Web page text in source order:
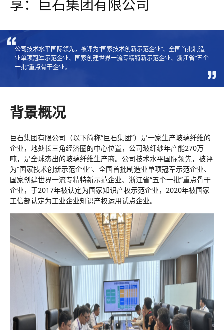
国际交流计划
EN
享：巨石集团有限公司
公司技术水平国际领先，被评为“国家技术创新示范企业”、全国首批制造
业单项冠军示范企业、国家创建世界一流专精特新示范企业、浙江省“五个
一批”重点骨干企业。
背景概况
巨石集团有限公司（以下简称“巨石集团”）是一家生产玻璃纤维的
企业，地处长三角经济圈的中心位置，公司玻纤纱年产能270万
吨，是全球杰出的玻璃纤维生产商。公司技术水平国际领先，被评
为“国家技术创新示范企业”、全国首批制造业单项冠军示范企业、
国家创建世界一流专精特新示范企业、浙江省“五个一批”重点骨干
企业，于2017年被认定为国家知识产权示范企业，2020年被国家
工信部认定为工业企业知识产权运用试点企业。